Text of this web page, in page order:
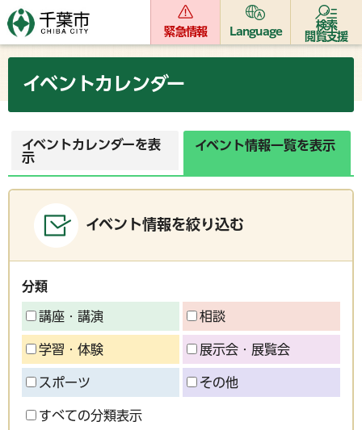
緊急情報 Language
検索
閲覧支援
イベントカレンダー
イベントカレンダーを表
示
イベント情報一覧を表示
イベント情報を絞り込む
分類
講座・講演 相談
学習・体験 展示会・展覧会
スポーツ その他
すべての分類表示